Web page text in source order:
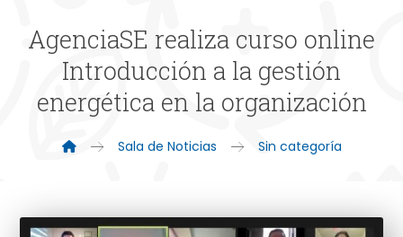
AgenciaSE realiza curso online
Introducción a la gestión
energética en la organización
Sala de Noticias Sin categoría